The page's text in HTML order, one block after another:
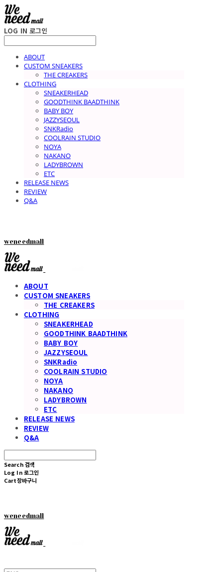
LOG IN 로그인
ABOUT
CUSTOM SNEAKERS
THE CREAKERS
CLOTHING
SNEAKERHEAD
GOODTHINK BAADTHINK
BABY BOY
JAZZYSEOUL
SNKRadio
COOLRAIN STUDIO
NOYA
NAKANO
LADYBROWN
ETC
RELEASE NEWS
REVIEW
Q&A
weneedmall
ABOUT
CUSTOM SNEAKERS
THE CREAKERS
CLOTHING
SNEAKERHEAD
GOODTHINK BAADTHINK
BABY BOY
JAZZYSEOUL
SNKRadio
COOLRAIN STUDIO
NOYA
NAKANO
LADYBROWN
ETC
RELEASE NEWS
REVIEW
Q&A
Search 검색
Log In 로그인
Cart장바구니
weneedmall